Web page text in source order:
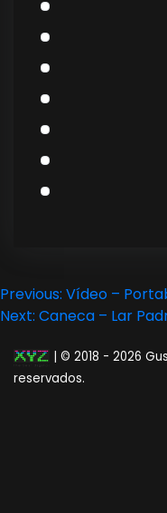
de
Post
Previous: Vídeo –
Next: Caneca – Lar
| © 2018 - 2026
reservados.